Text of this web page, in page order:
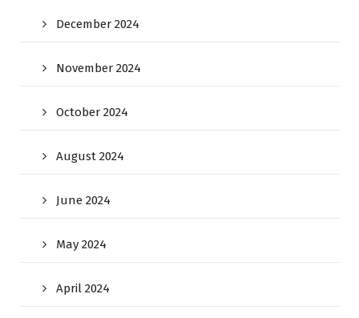
December 2024
November 2024
October 2024
August 2024
June 2024
May 2024
April 2024